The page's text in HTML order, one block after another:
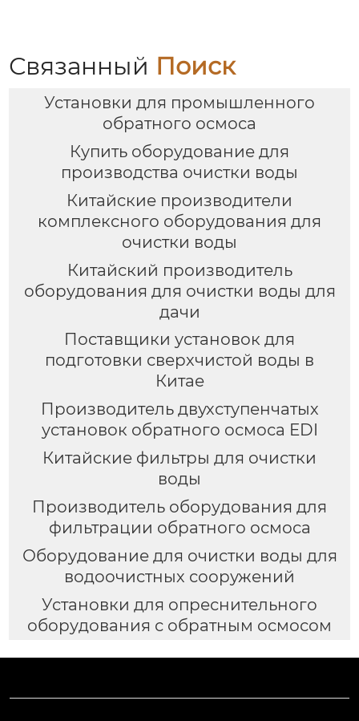
Связанный Поиск
Установки для промышленного
обратного осмоса
Купить оборудование для
производства очистки воды
Китайские производители
комплексного оборудования для
очистки воды
Китайский производитель
оборудования для очистки воды для
дачи
Поставщики установок для
подготовки сверхчистой воды в
Китае
Производитель двухступенчатых
установок обратного осмоса EDI
Китайские фильтры для очистки
воды
Производитель оборудования для
фильтрации обратного осмоса
Оборудование для очистки воды для
водоочистных сооружений
Установки для опреснительного
оборудования с обратным осмосом